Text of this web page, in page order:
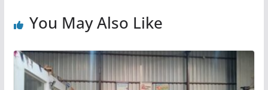
You May Also Like